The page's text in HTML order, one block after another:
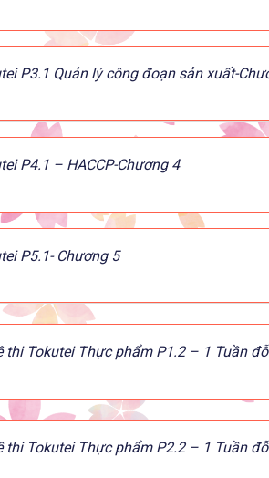
P3.1 Quản lý công đoạn sản xuất-
P4.1 – HACCP-Chương 4
P5.1- Chương 5
thi Tokutei Thực phẩm P1.2 – 1 Tuần
thi Tokutei Thực phẩm P2.2 – 1 Tuần